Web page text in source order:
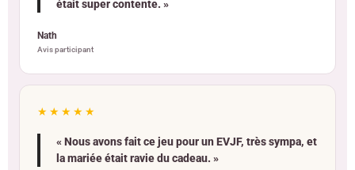
était super contente. »
Nath
Avis participant
★★★★★
« Nous avons fait ce jeu pour un EVJF, très sympa, et
la mariée était ravie du cadeau. »